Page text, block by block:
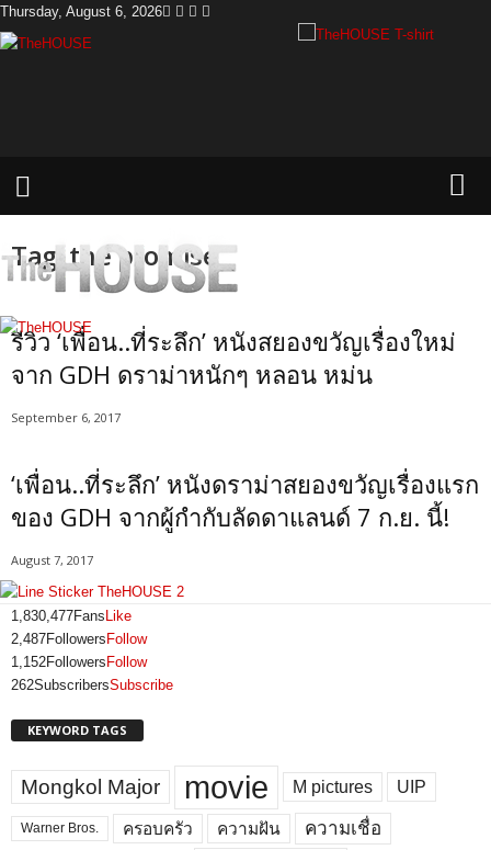
Thursday, August 6, 2026
Tag: the promise
รีวิว ‘เพื่อน..ที่ระลึก’ หนังสยองขวัญเรื่องใหม่
จาก GDH ดราม่าหนักๆ หลอน หม่น
September 6, 2017
‘เพื่อน..ที่ระลึก’ หนังดราม่าสยองขวัญเรื่องแรก
ของ GDH จากผู้กำกับลัดดาแลนด์ 7 ก.ย. นี้!
August 7, 2017
1,830,477Fans Like
2,487Followers Follow
1,152Followers Follow
262SubscribersSubscribe
KEYWORD TAGS
Mongkol Major movie M pictures UIP
Warner Bros. ครอบครัว ความฝัน
ความเชื่อ